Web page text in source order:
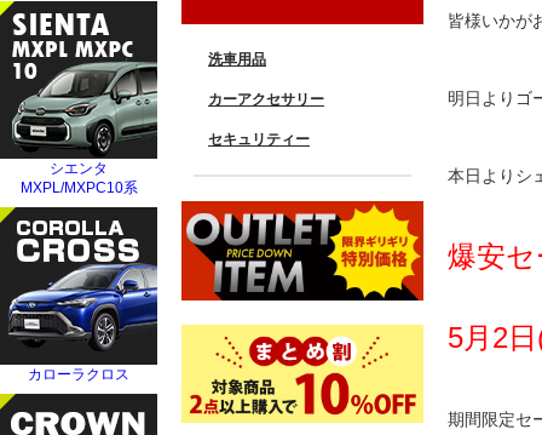
皆様いかが
明日よりゴ
本日よりシ
爆安
5月2
期間限定セ